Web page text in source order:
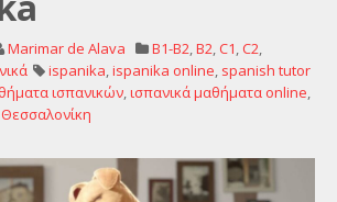
Marimar de Alava B1-B2,B2, C1, C2,
ispanika,ispanika online, spanish tutor
ισπανικών,ισπανικά μαθήματα online,